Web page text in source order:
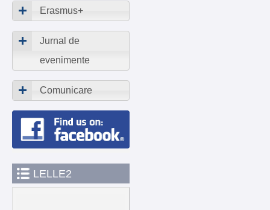
Erasmus+
Jurnal de
evenimente
Comunicare
LELLE2